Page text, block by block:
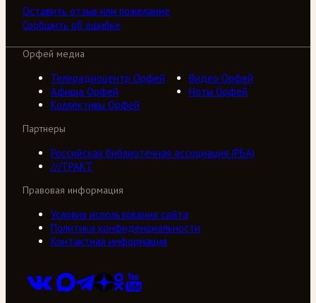
Оставить отзыв или пожелание
Сообщить об ошибке
Орфей медиа
Телерадиоцентр Орфей
Видео Орфей
Афиша Орфей
Ноты Орфей
Коллективы Орфей
Партнеры
Российская библиотечная ассоциация (РБА)
///ТРАКТ
Правовая информация
Условия использования сайта
Политика конфиденциальности
Контактная информация